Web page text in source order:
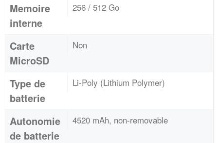
Memoire
interne
256 / 512 Go
Carte
MicroSD
Non
Type de
batterie
Li-Poly (Lithium Polymer)
Autonomie
de batterie
4520 mAh, non-removable